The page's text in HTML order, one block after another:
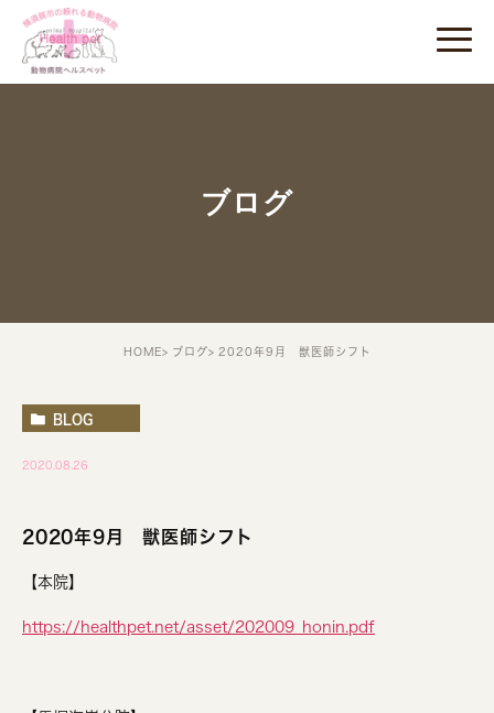
ブログ
HOME ブログ 2020年9月 獣医師シフト
BLOG
2020.08.26
2020年9月 獣医師シフト
【本院】
https://healthpet.net/asset/202009_honin.pdf